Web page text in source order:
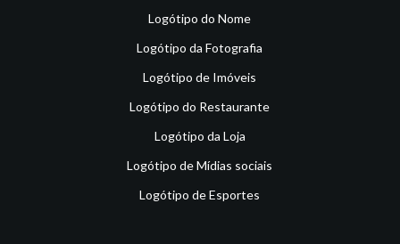
Logótipo do Nome
Logótipo da Fotografia
Logótipo de Imóveis
Logótipo do Restaurante
Logótipo da Loja
Logótipo de Mídias sociais
Logótipo de Esportes